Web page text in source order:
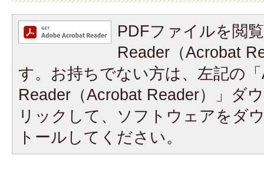
PDFファイルを閲
Reader（Acrobat
す。お持ちでない方は、左記の
Reader（Acrobat Reader）」ダ
リックして、ソフトウェアをダ
トールしてください。